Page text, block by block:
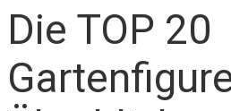
Die TOP 20